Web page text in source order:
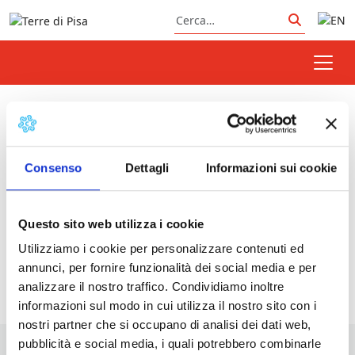
Consenso Dettagli Informazioni sui cookie
Questo sito web utilizza i cookie
Utilizziamo i cookie per personalizzare contenuti ed
annunci, per fornire funzionalità dei social media e per
analizzare il nostro traffico. Condividiamo inoltre
informazioni sul modo in cui utilizza il nostro sito con i
nostri partner che si occupano di analisi dei dati web,
pubblicità e social media, i quali potrebbero combinarle
Vai al contenuto Cerca
Cerca
primi piatti
Prossimi eventi
Festa dei primi | Vicopisano- 29/08/2026 -
30/08/2026 - 19:00 - 23:30